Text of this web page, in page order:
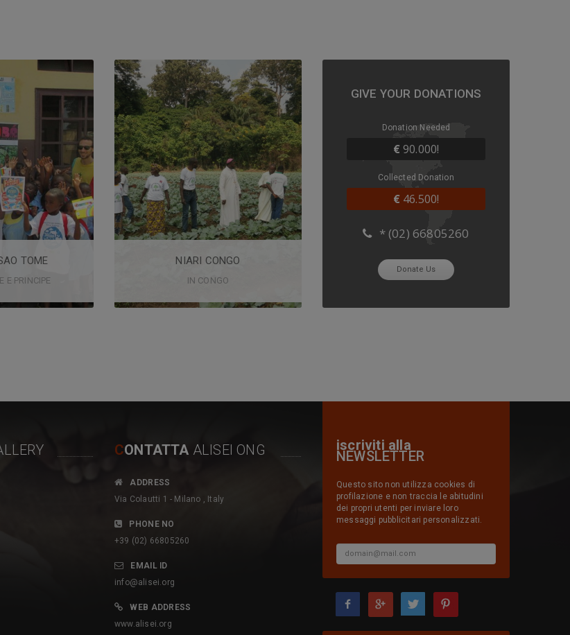
TOME
E PRINCIPE
TOME
E PRINCIPE
Inclusivo do
“DILEMBA”
Tomè e Principe,
...
COLLECT:
NIARI CONGO
IN CONGO
NIARI CONGO
INCONGO
Titolo: Soutien aux activités agricoles et
avicoles gérées par les associations
paysannes et formation au Niari Luogo d’i...
HELP USTO COLLECT:
€ 704,159
GIVE YOUR DONATIONS
Donation Needed
€ 90.000!
Collected Donation
€ 46.500!
* (02) 66805260
Donate Us
romuovere un’agricoltura rispettosa
dell’uomo e dell’ambiente e
soprattutto servire da vetrina verso il
mondo per promuovere la qualità dei
l’obiettivo che si sono posti l’Ong Alisei,
l’Unione Europea…L’importanza del
progetto On Mange Local per l’agricoltura
CONTATTA ALISEI ONG
ADDRESS
Via Colautti 1 - Milano , Italy
PHONE NO
+39 (02) 66805260
EMAIL ID
info@alisei.org
WEB ADDRESS
www.alisei.org
iscriviti alla
NEWSLETTER
Questo sito non utilizza cookies di
profilazione e non traccia le abitudini
dei propri utenti per inviare loro
messaggi pubblicitari personalizzati.